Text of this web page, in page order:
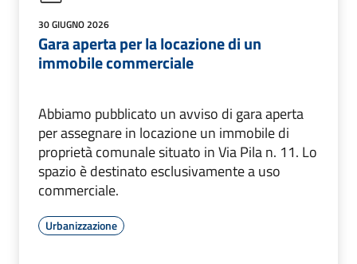
30 GIUGNO 2026
Gara aperta per la locazione di un
immobile commerciale
Abbiamo pubblicato un avviso di gara aperta
per assegnare in locazione un immobile di
proprietà comunale situato in Via Pila n. 11. Lo
spazio è destinato esclusivamente a uso
commerciale.
Urbanizzazione